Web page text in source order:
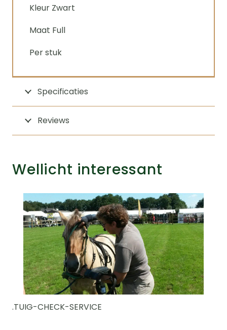
Kleur Zwart
Maat Full
Per stuk
Specificaties
Reviews
Wellicht interessant
.TUIG-CHECK-SERVICE